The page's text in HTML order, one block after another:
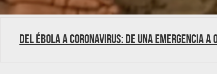
Del ébola a coronavirus: de una emergencia a